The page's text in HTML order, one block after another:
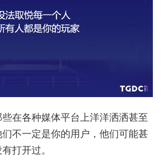
在各种媒体平台上洋洋洒洒甚至
不一定是你的用户，他们可能甚
打开过。